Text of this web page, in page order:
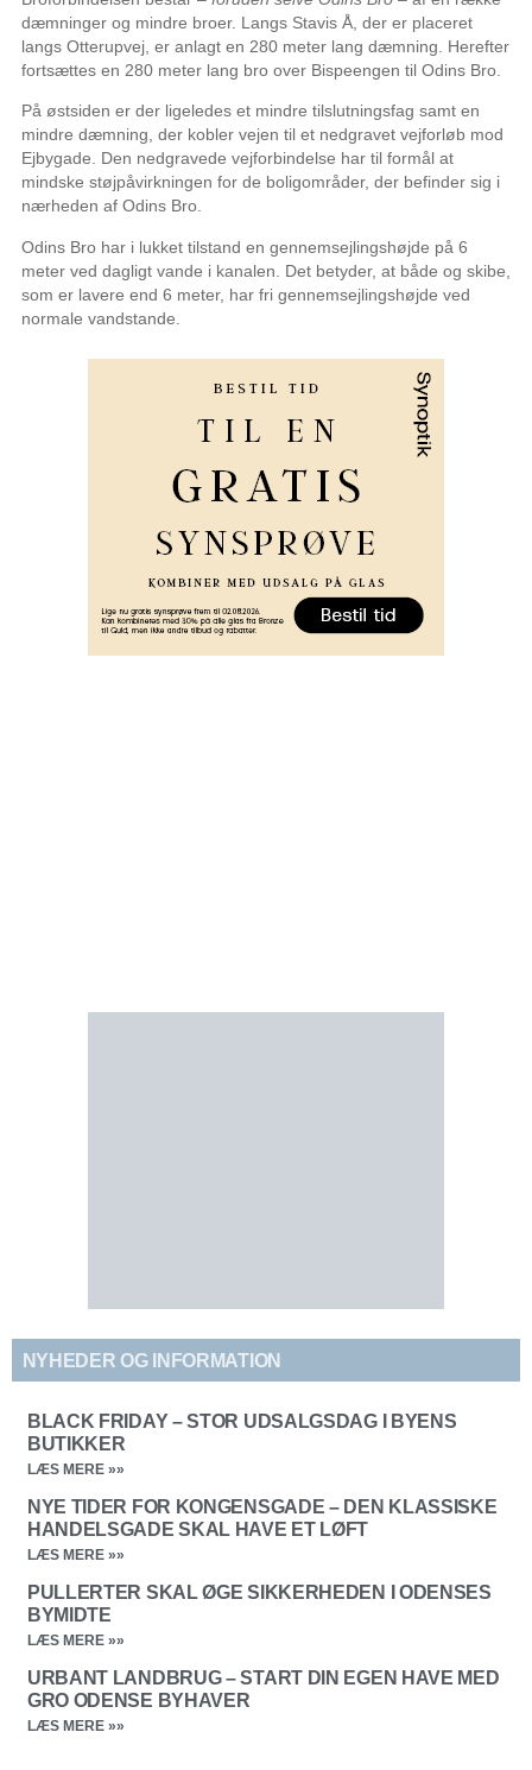
dæmninger og mindre broer. Langs Stavis Å, der er placeret
langs Otterupvej, er anlagt en 280 meter lang dæmning. Herefter
fortsættes en 280 meter lang bro over Bispeengen til Odins Bro.
På østsiden er der ligeledes et mindre tilslutningsfag samt en
mindre dæmning, der kobler vejen til et nedgravet vejforløb mod
Ejbygade. Den nedgravede vejforbindelse har til formål at
mindske støjpåvirkningen for de boligområder, der befinder sig i
nærheden af Odins Bro.
Odins Bro har i lukket tilstand en gennemsejlingshøjde på 6
meter ved dagligt vande i kanalen. Det betyder, at både og skibe,
som er lavere end 6 meter, har fri gennemsejlingshøjde ved
normale vandstande.
PULLERTER SKAL ØGE SIKKERHEDEN I ODENSES
BYMIDTE
LÆS MERE »»
GRO ODENSE BYHAVER
LÆS MERE »»
Læs flere artikler